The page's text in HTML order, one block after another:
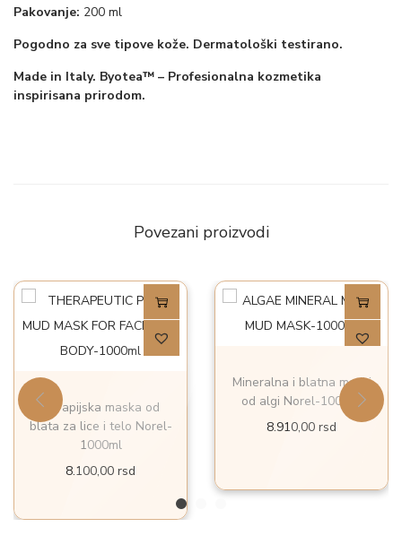
a
Pakovanje: 200 ml
Pogodno za sve tipove kože. Dermatološki testirano.
Made in Italy. Byotea™ – Profesionalna kozmetika
inspirisana prirodom.
Povezani proizvodi
Terapijska maska od
blata za lice i telo Norel-
1000ml
8.100,00 rsd
Mineralna i blatna maski
od algi Norel-1000ml
8.910,00 rsd